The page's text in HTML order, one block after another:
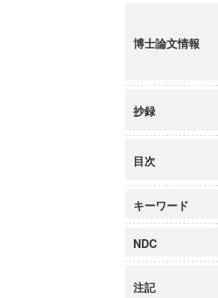
博士論文情報
抄録
目次
キーワード
NDC
注記